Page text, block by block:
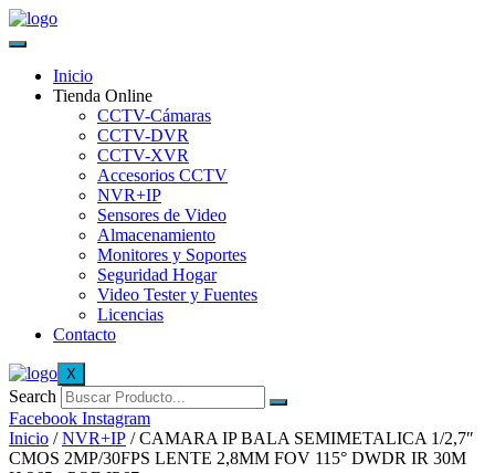
Inicio
Tienda Online
CCTV-Cámaras
CCTV-DVR
CCTV-XVR
Accesorios CCTV
NVR+IP
Sensores de Video
Almacenamiento
Monitores y Soportes
Seguridad Hogar
Video Tester y Fuentes
Licencias
Contacto
X
Search
Facebook Instagram
Inicio /NVR+IP / CAMARA IP BALA SEMIMETALICA 1/2,7″
CMOS 2MP/30FPS LENTE 2,8MM FOV 115° DWDR IR 30M